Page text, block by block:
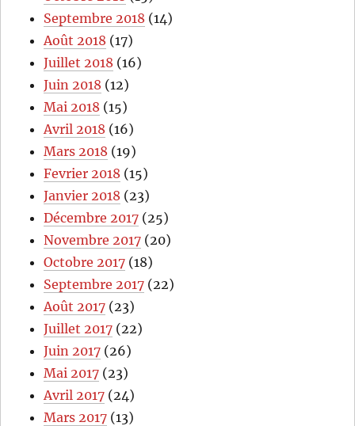
Septembre 2018 (14)
Août 2018 (17)
Juillet 2018 (16)
Juin 2018 (12)
Mai 2018 (15)
Avril 2018 (16)
Mars 2018 (19)
Fevrier 2018 (15)
Janvier 2018 (23)
Décembre 2017 (25)
Novembre 2017 (20)
Octobre 2017 (18)
Septembre 2017 (22)
Août 2017 (23)
Juillet 2017 (22)
Juin 2017 (26)
Mai 2017 (23)
Avril 2017 (24)
Mars 2017 (13)